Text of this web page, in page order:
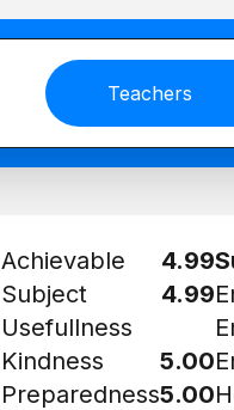
Teachers
Achievable
4.99
Subject
Usefullness
4.99
Kindness
5.00
Preparedness5.00